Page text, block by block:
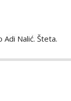
Nalić. Šteta.